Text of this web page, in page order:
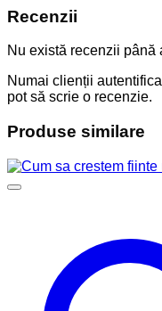
Recenzii
Nu există recenzii până
Numai clienții
pot să scrie o recenzie.
Produse similare